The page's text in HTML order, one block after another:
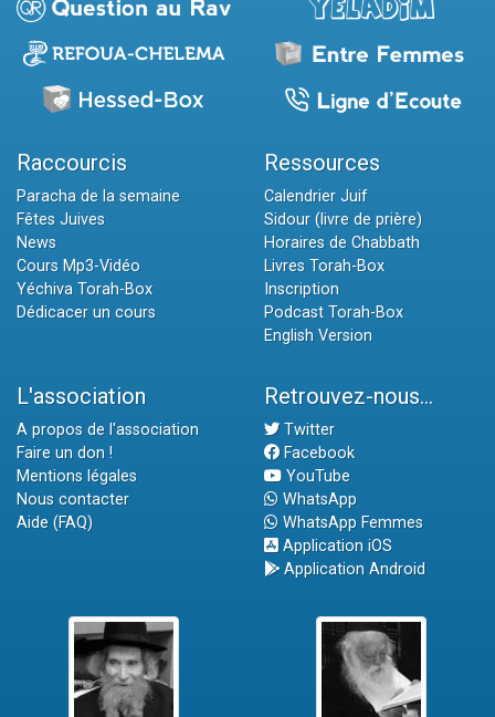
Raccourcis
Paracha de la semaine
Fêtes Juives
News
Cours Mp3-Vidéo
Yéchiva Torah-Box
Dédicacer un cours
Ressources
Calendrier Juif
Sidour (livre de prière)
Horaires de Chabbath
Livres Torah-Box
Inscription
Podcast Torah-Box
English Version
L'association
A propos de l'association
Faire un don !
Mentions légales
Nous contacter
Aide (FAQ)
Retrouvez-nous...
Twitter
Facebook
YouTube
WhatsApp
WhatsApp Femmes
Application iOS
Application Android